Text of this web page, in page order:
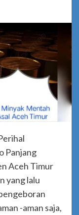
Panjang
Aceh Timur
yang lalu
-aman saja,